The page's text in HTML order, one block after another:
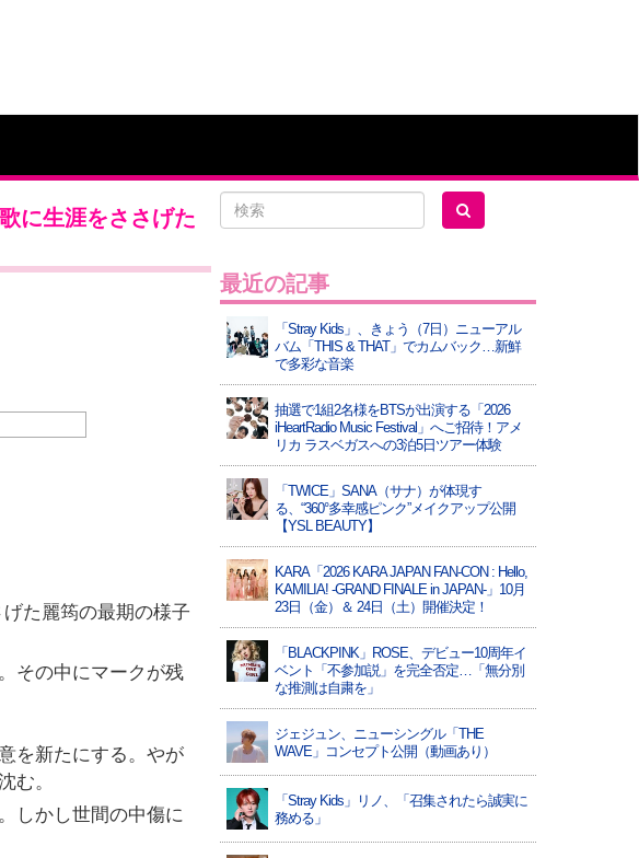
に生涯をささげた
た麗筠の最期の様子
その中にマークが残
を新たにする。やが
む。
しかし世間の中傷に
最近の記事
「Stray Kids」、きょう（7日）ニューアル
バム「THIS & THAT」でカムバック…新鮮
で多彩な音楽
抽選で1組2名様をBTSが出演する「2026
iHeartRadio Music Festival」へご招待！アメ
リカ ラスベガスへの3泊5日ツアー体験
「TWICE」SANA（サナ）が体現す
る、“360°多幸感ピンク”メイクアップ公開
【YSL BEAUTY】
KARA「2026 KARA JAPAN FAN-CON : Hello,
KAMILIA! -GRAND FINALE in JAPAN-」10月
23日（金）＆ 24日（土）開催決定！
「BLACKPINK」ROSE、デビュー10周年イ
ベント「不参加説」を完全否定…「無分別
な推測は自粛を」
ジェジュン、ニューシングル「THE
WAVE」コンセプト公開（動画あり）
「Stray Kids」リノ、「召集されたら誠実に
務める」